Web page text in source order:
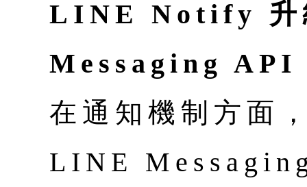
LINE Notify 升
Messaging API
在通知機制方面
LINE